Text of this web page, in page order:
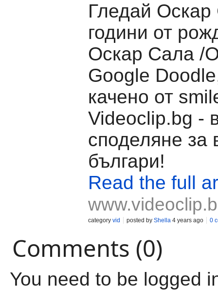
Гледай
години от
Оскар Сала /
Google
качено от
Videoclip.bg -
споделяне за
българи!
Read the full
category vid posted by Shella 4 years ago 0
Comments (0)
You need to be logged